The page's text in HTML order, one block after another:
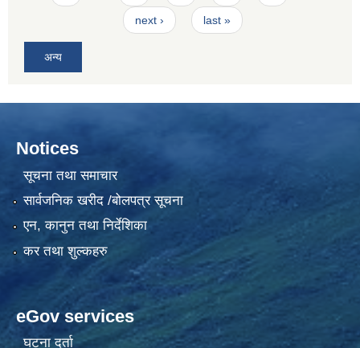
next › last »
अन्य
Notices
सूचना तथा समाचार
सार्वजनिक खरीद /बोलपत्र सूचना
एन, कानुन तथा निर्देशिका
कर तथा शुल्कहरु
eGov services
घटना दर्ता